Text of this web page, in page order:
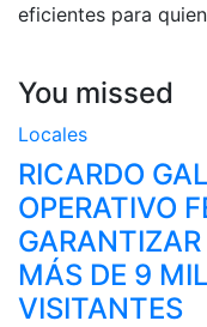
eficientes para
You missed
Locales
RICARDO
OPERATIVO
MÁS DE 9
VISITANTES